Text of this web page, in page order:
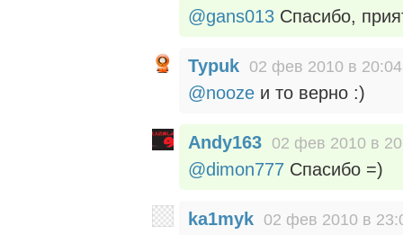
@gans013 Спасибо,
Typuk 02 фев 2010 в 20:04
@nooze и то верно :)
Andy163 02 фев 2010 в
@dimon777 Спасибо =)
ka1myk 02 фев 2010 в